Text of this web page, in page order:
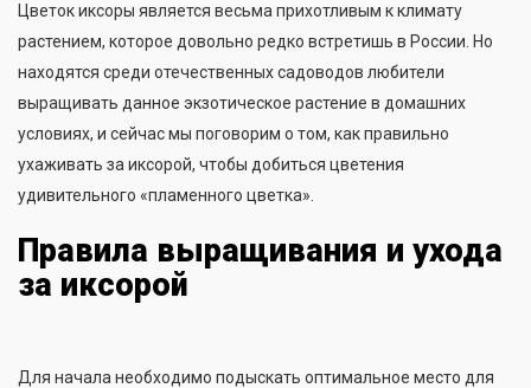
Цветок иксоры является весьма прихотливым к климату
растением, которое довольно редко встретишь в России. Но
находятся среди отечественных садоводов любители
выращивать данное экзотическое растение в домашних
условиях, и сейчас мы поговорим о том, как правильно
ухаживать за иксорой, чтобы добиться цветения
удивительного «пламенного цветка».
Правила выращивания и ухода
за иксорой
Для начала необходимо подыскать оптимальное место для